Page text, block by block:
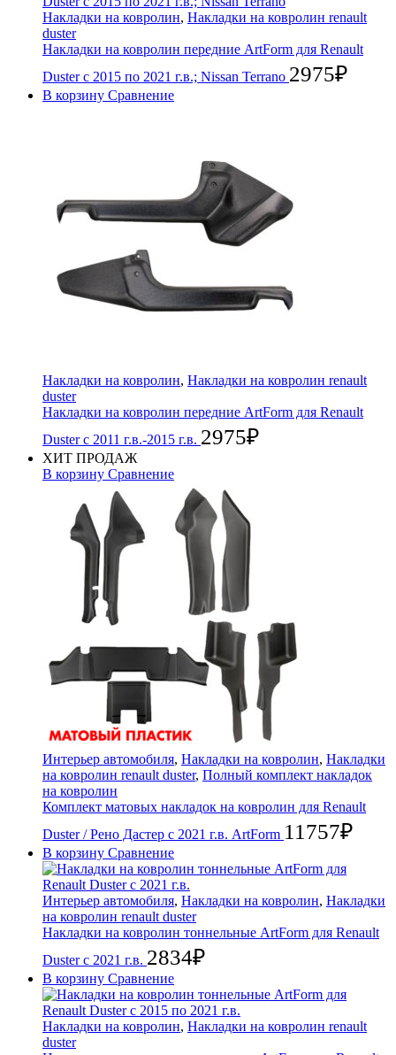
Накладки на ковролин, Накладки на ковролин renault
duster
Накладки на ковролин передние ArtForm для Renault
Duster с 2015 по 2021 г.в.; Nissan Terrano 2975₽
В корзину Сравнение
Накладки на ковролин, Накладки на ковролин renault
duster
Накладки на ковролин передние ArtForm для Renault
Duster с 2011 г.в.-2015 г.в. 2975₽
ХИТ ПРОДАЖ
В корзину Сравнение
Интерьер автомобиля, Накладки на ковролин, Накладки
на ковролин renault duster, Полный комплект накладок
на ковролин
Комплект матовых накладок на ковролин для Renault
Duster / Рено Дастер с 2021 г.в. ArtForm 11757₽
В корзину Сравнение
Интерьер автомобиля, Накладки на ковролин, Накладки
на ковролин renault duster
Накладки на ковролин тоннельные ArtForm для Renault
Duster с 2021 г.в. 2834₽
В корзину Сравнение
Накладки на ковролин, Накладки на ковролин renault
duster